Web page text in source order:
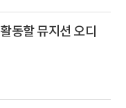
할 뮤지션 오디